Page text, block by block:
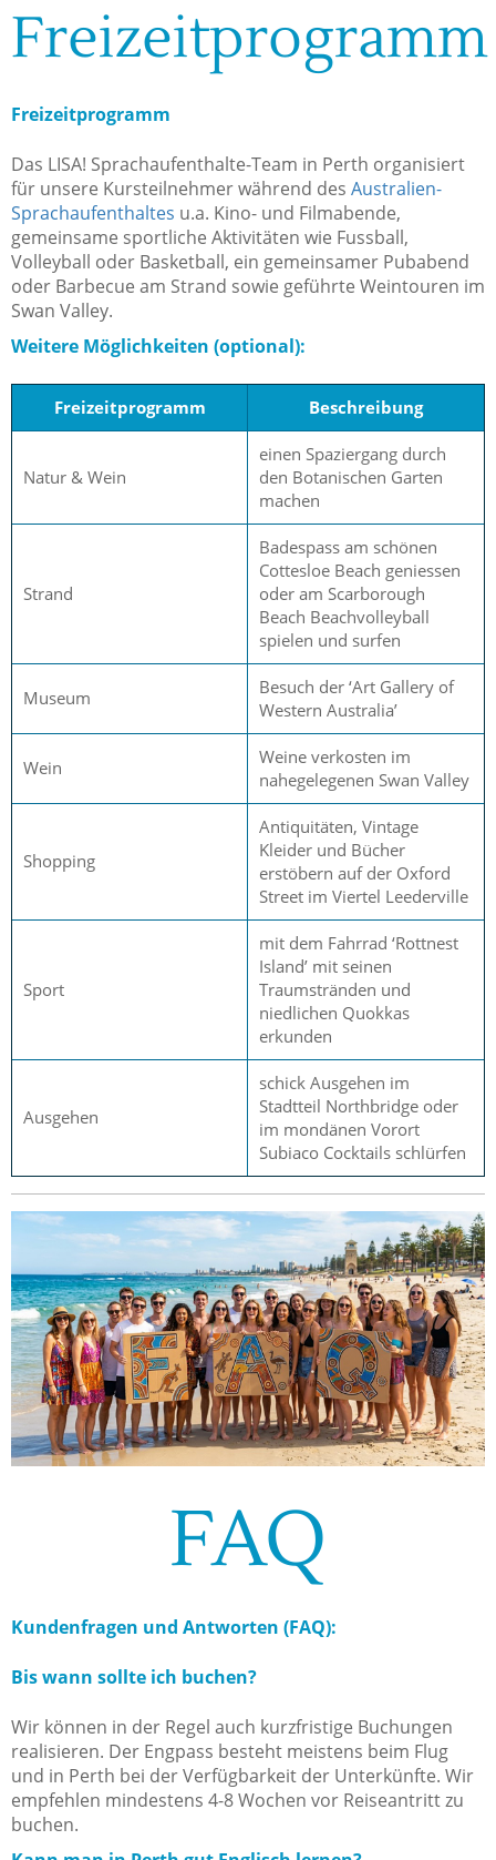
Freizeitprogramm
Freizeitprogramm
Das LISA! Sprachaufenthalte-Team in Perth organisiert
für unsere Kursteilnehmer während des Australien-
Sprachaufenthaltes u.a. Kino- und Filmabende,
gemeinsame sportliche Aktivitäten wie Fussball,
Volleyball oder Basketball, ein gemeinsamer Pubabend
oder Barbecue am Strand sowie geführte Weintouren im
Swan Valley.
Weitere Möglichkeiten (optional):
Freizeitprogramm Beschreibung
Natur & Wein
einen Spaziergang durch
den Botanischen Garten
machen
Strand
Badespass am schönen
Cottesloe Beach geniessen
oder am Scarborough
Beach Beachvolleyball
spielen und surfen
Museum
Besuch der ‘Art Gallery of
Western Australia’
Wein
Weine verkosten im
nahegelegenen Swan Valley
Shopping
Antiquitäten, Vintage
Kleider und Bücher
erstöbern auf der Oxford
Street im Viertel Leederville
Sport
mit dem Fahrrad ‘Rottnest
Island’ mit seinen
Traumstränden und
niedlichen Quokkas
erkunden
Ausgehen
schick Ausgehen im
Stadtteil Northbridge oder
im mondänen Vorort
Subiaco Cocktails schlürfen
FAQ
Kundenfragen und Antworten (FAQ):
Bis wann sollte ich buchen?
Wir können in der Regel auch kurzfristige Buchungen
realisieren. Der Engpass besteht meistens beim Flug
und in Perth bei der Verfügbarkeit der Unterkünfte. Wir
empfehlen mindestens 4-8 Wochen vor Reiseantritt zu
buchen.